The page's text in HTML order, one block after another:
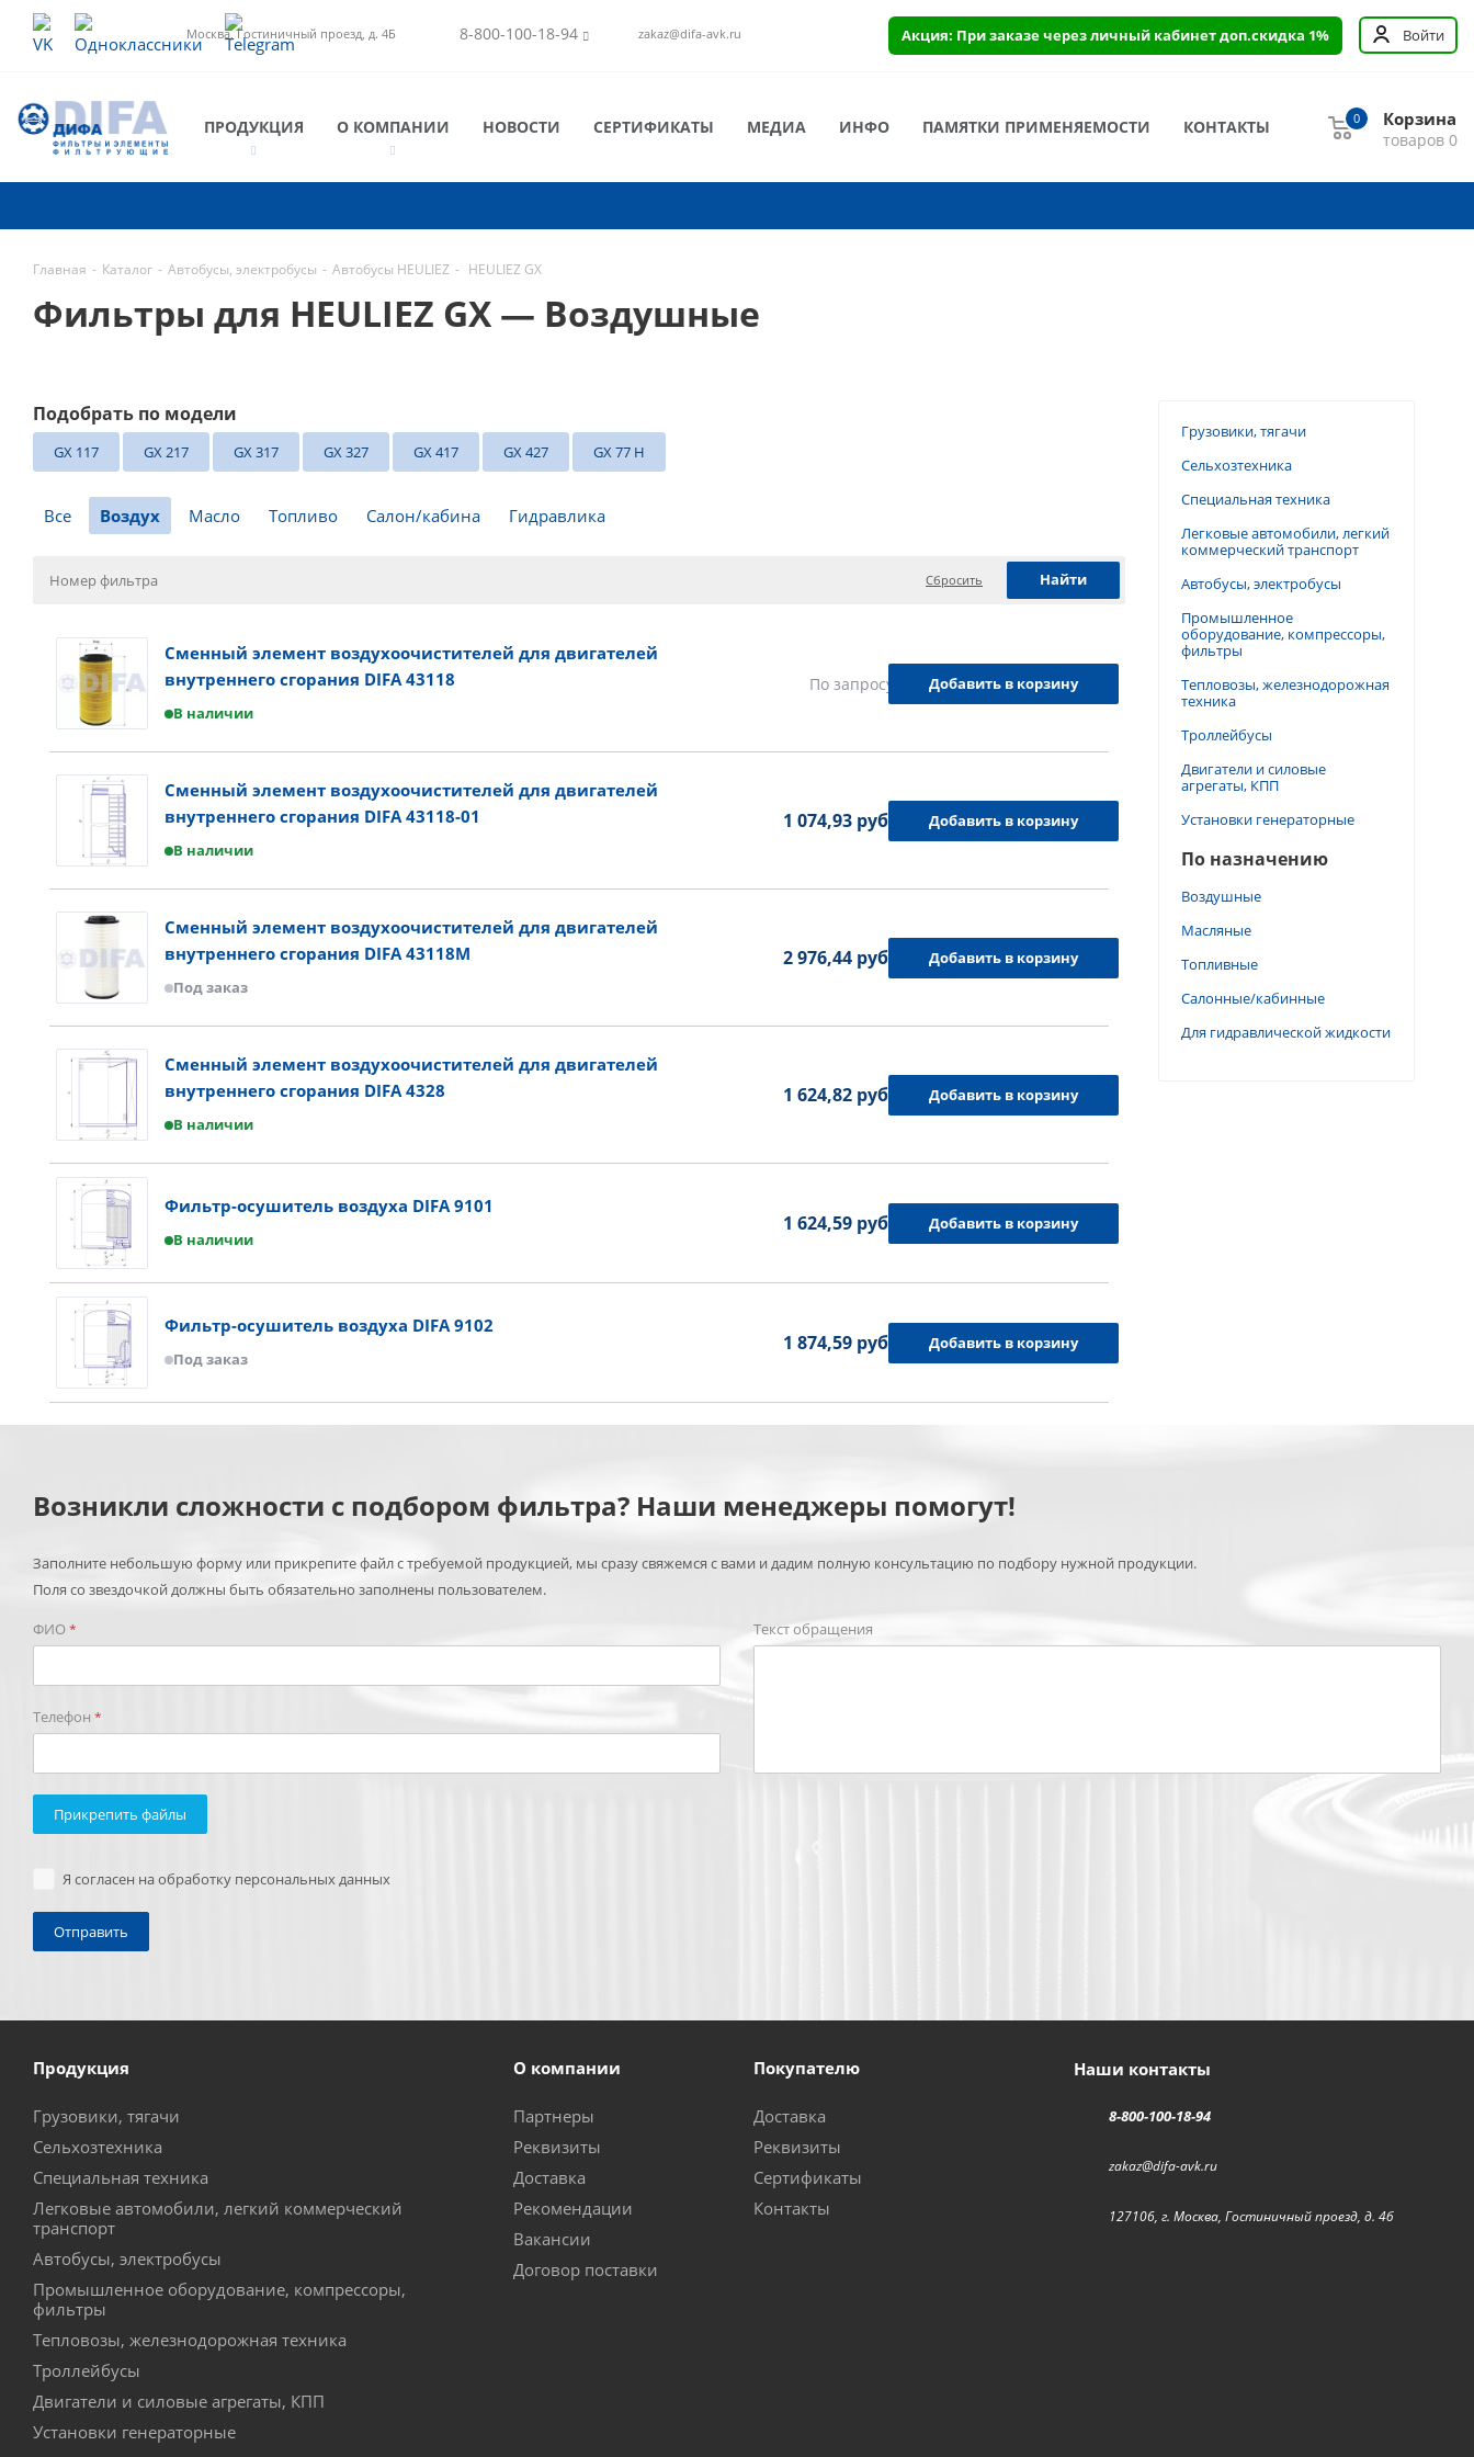
Москва, Гостиничный проезд, д. 4Б 8-800-100-18-94 zakaz@difa-avk.ru Акция: При заказе через личный кабинет доп.скидка 1% Войти
ПРОДУКЦИЯ О КОМПАНИИ НОВОСТИ СЕРТИФИКАТЫ МЕДИА ИНФО ПАМЯТКИ ПРИМЕНЯЕМОСТИ КОНТАКТЫ Корзина
товаров 0
0
Главная - Каталог - Автобусы, электробусы - Автобусы HEULIEZ - HEULIEZ GX
Фильтры для HEULIEZ GX — Воздушные
Подобрать по модели
GX 117 GX 217 GX 317 GX 327 GX 417 GX 427 GX 77 H
Все Воздух Масло Топливо Салон/кабина Гидравлика
Сбросить
Сменный элемент воздухоочистителей для двигателей
внутреннего сгорания DIFA 43118
В наличии
По запросу Добавить в корзину
Сменный элемент воздухоочистителей для двигателей
внутреннего сгорания DIFA 43118-01
В наличии
1 074,93 руб. Добавить в корзину
Сменный элемент воздухоочистителей для двигателей
внутреннего сгорания DIFA 43118M
Под заказ
2 976,44 руб. Добавить в корзину
Сменный элемент воздухоочистителей для двигателей
внутреннего сгорания DIFA 4328
В наличии
1 624,82 руб. Добавить в корзину
Фильтр-осушитель воздуха DIFA 9101
В наличии
1 624,59 руб. Добавить в корзину
Фильтр-осушитель воздуха DIFA 9102
Под заказ
1 874,59 руб. Добавить в корзину
Грузовики, тягачи
Сельхозтехника
Специальная техника
Легковые автомобили, легкий
коммерческий транспорт
Автобусы, электробусы
Промышленное
оборудование, компрессоры,
фильтры
Тепловозы, железнодорожная
техника
Троллейбусы
Двигатели и силовые
агрегаты, КПП
Установки генераторные
По назначению
Воздушные
Масляные
Топливные
Салонные/кабинные
Для гидравлической жидкости
Возникли сложности с подбором фильтра? Наши менеджеры помогут!
Заполните небольшую форму или прикрепите файл с требуемой продукцией, мы сразу свяжемся с вами и дадим полную консультацию по подбору нужной продукции.
Поля со звездочкой должны быть обязательно заполнены пользователем.
ФИО*
Телефон *
Текст обращения
Прикрепить файлы
Я согласен на обработку персональных данных
Продукция
Грузовики, тягачи
Сельхозтехника
Специальная техника
Легковые автомобили, легкий коммерческий
транспорт
Автобусы, электробусы
Промышленное оборудование, компрессоры,
фильтры
Тепловозы, железнодорожная техника
Троллейбусы
Двигатели и силовые агрегаты, КПП
Установки генераторные
О компании
Партнеры
Реквизиты
Доставка
Рекомендации
Вакансии
Договор поставки
Покупателю
Доставка
Реквизиты
Сертификаты
Контакты
Наши контакты
8-800-100-18-94
zakaz@difa-avk.ru
127106, г. Москва, Гостиничный проезд, д. 4б